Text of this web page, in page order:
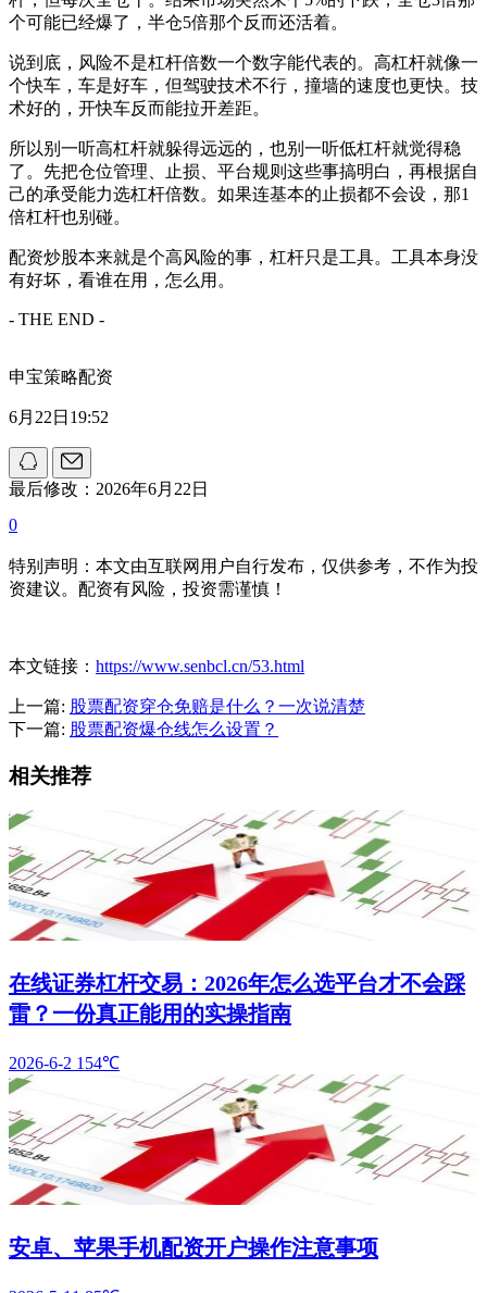
个可能已经爆了，半仓5倍那个反而还活着。
说到底，风险不是杠杆倍数一个数字能代表的。高杠杆就像一
个快车，车是好车，但驾驶技术不行，撞墙的速度也更快。技
术好的，开快车反而能拉开差距。
所以别一听高杠杆就躲得远远的，也别一听低杠杆就觉得稳
了。先把仓位管理、止损、平台规则这些事搞明白，再根据自
己的承受能力选杠杆倍数。如果连基本的止损都不会设，那1
倍杠杆也别碰。
配资炒股本来就是个高风险的事，杠杆只是工具。工具本身没
有好坏，看谁在用，怎么用。
- THE END -
申宝策略配资
6月22日19:52
最后修改：2026年6月22日
0
特别声明：本文由互联网用户自行发布，仅供参考，不作为投
资建议。配资有风险，投资需谨慎！
本文链接： https://www.senbcl.cn/53.html
上一篇: 股票配资穿仓免赔是什么？一次说清楚
下一篇: 股票配资爆仓线怎么设置？
相关推荐
在线证券杠杆交易：2026年怎么选平台才不会踩
雷？一份真正能用的实操指南
2026-6-2 154℃
安卓、苹果手机配资开户操作注意事项